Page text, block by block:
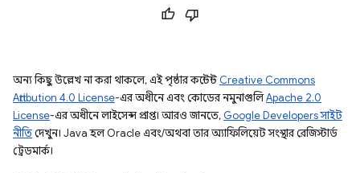
অন্য কিছু উল্লেখ না করা থাকলে, এই পৃষ্ঠার কন্টেন্ট Creative Commons
Attribution 4.0 License-এর অধীনে এবং কোডের নমুনাগুলিApache 2.0
License-এর অধীনে লাইসেন্স প্রাপ্ত। আরও জানতে, Google Developers সাইট
নীতিদেখুন। Java হল Oracle এবং/অথবা তার অ্যাফিলিয়েট সংস্থার রেজিস্টার্ড
ট্রেডমার্ক।